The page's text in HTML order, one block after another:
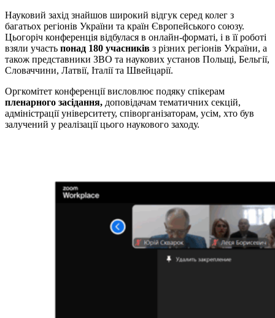
Науковий захід знайшов широкий відгук серед колег з
багатьох регіонів України та країн Європейського союзу.
Цьогоріч конференція відбулася в онлайн-форматі, і в її роботі
взяли участь понад 180 учасників з різних регіонів України, а
також представники ЗВО та наукових установ Польщі, Бельгії,
Словаччини, Латвії, Італії та Швейцарії.
Оргкомітет конференції висловлює подяку спікерам
пленарного засідання, доповідачам тематичних секцій,
адміністрації університету, співорганізаторам, усім, хто був
залучений у реалізації цього наукового заходу.